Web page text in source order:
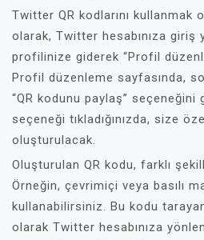
Twitter QR kodlarını kullanmak
olarak, Twitter hesabınıza giriş
profilinize giderek “Profil
Profil düzenleme sayfasında,
“QR kodunu paylaş” seçeneğini
seçeneği tıkladığınızda, size
oluşturulacak.
Oluşturulan QR kodu, farklı
Örneğin, çevrimiçi veya basılı
kullanabilirsiniz. Bu kodu
olarak Twitter hesabınıza